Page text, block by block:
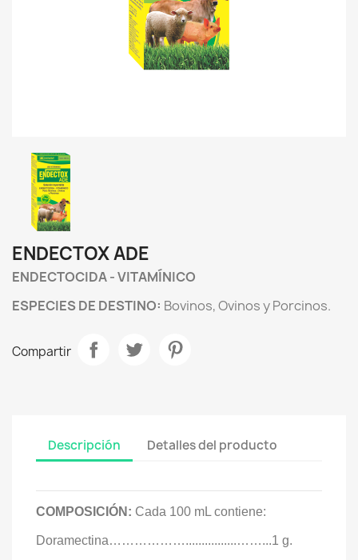
ENDECTOX ADE
ENDECTOCIDA - VITAMÍNICO
ESPECIES DE DESTINO: Bovinos, Ovinos y Porcinos.
Compartir
Descripción Detalles del producto
COMPOSICIÓN: Cada 100 mL contiene:
Doramectina………………................……...1 g.